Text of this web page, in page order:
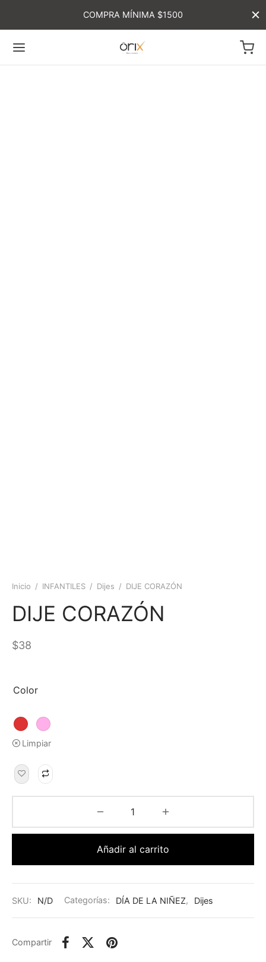
COMPRA MÍNIMA $1500
Inicio / INFANTILES / Dijes / DIJE CORAZÓN
DIJE CORAZÓN
$38
Color
Limpiar
Añadir al carrito
SKU: N/D Categorías: DÍA DE LA NIÑEZ, Dijes
Compartir